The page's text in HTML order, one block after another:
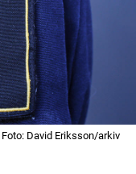
Foto: David Eriksson/arkiv